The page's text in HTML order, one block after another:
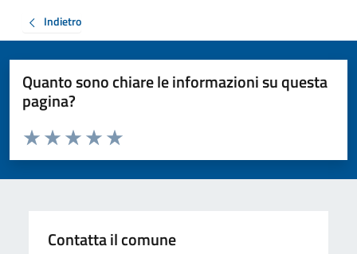
Indietro
Quanto sono chiare le informazioni su questa
pagina?
Valuta da 1 a 5 stelle la pagina
Valuta 5 stelle su 5
Valuta 4 stelle su 5
Valuta 3 stelle su 5
Valuta 2 stelle su 5
Valuta 1 stelle su 5
Contatta il comune